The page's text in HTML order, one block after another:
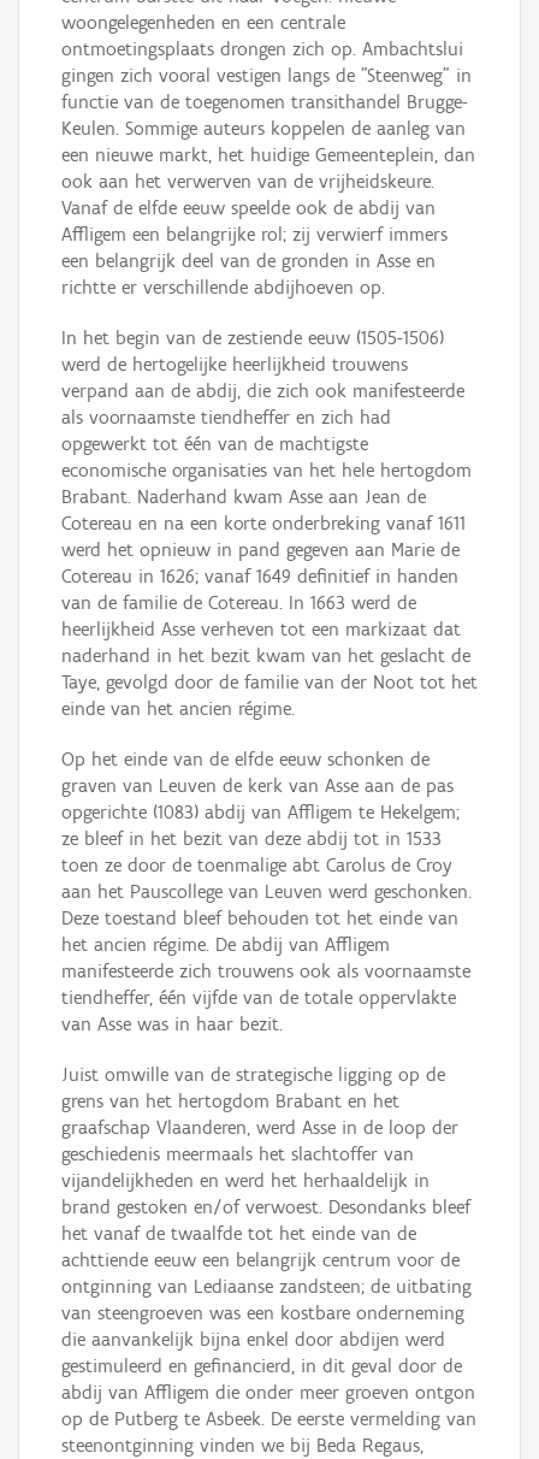
woongelegenheden en een centrale
ontmoetingsplaats drongen zich op. Ambachtslui
gingen zich vooral vestigen langs de "Steenweg" in
functie van de toegenomen transithandel Brugge-
Keulen. Sommige auteurs koppelen de aanleg van
een nieuwe markt, het huidige Gemeenteplein, dan
ook aan het verwerven van de vrijheidskeure.
Vanaf de elfde eeuw speelde ook de abdij van
Affligem een belangrijke rol; zij verwierf immers
een belangrijk deel van de gronden in Asse en
richtte er verschillende abdijhoeven op.
In het begin van de zestiende eeuw (1505-1506)
werd de hertogelijke heerlijkheid trouwens
verpand aan de abdij, die zich ook manifesteerde
als voornaamste tiendheffer en zich had
opgewerkt tot één van de machtigste
economische organisaties van het hele hertogdom
Brabant. Naderhand kwam Asse aan Jean de
Cotereau en na een korte onderbreking vanaf 1611
werd het opnieuw in pand gegeven aan Marie de
Cotereau in 1626; vanaf 1649 definitief in handen
van de familie de Cotereau. In 1663 werd de
heerlijkheid Asse verheven tot een markizaat dat
naderhand in het bezit kwam van het geslacht de
Taye, gevolgd door de familie van der Noot tot het
einde van het ancien régime.
Op het einde van de elfde eeuw schonken de
graven van Leuven de kerk van Asse aan de pas
opgerichte (1083) abdij van Affligem te Hekelgem;
ze bleef in het bezit van deze abdij tot in 1533
toen ze door de toenmalige abt Carolus de Croy
aan het Pauscollege van Leuven werd geschonken.
Deze toestand bleef behouden tot het einde van
het ancien régime. De abdij van Affligem
manifesteerde zich trouwens ook als voornaamste
tiendheffer, één vijfde van de totale oppervlakte
van Asse was in haar bezit.
Juist omwille van de strategische ligging op de
grens van het hertogdom Brabant en het
graafschap Vlaanderen, werd Asse in de loop der
geschiedenis meermaals het slachtoffer van
vijandelijkheden en werd het herhaaldelijk in
brand gestoken en/of verwoest. Desondanks bleef
het vanaf de twaalfde tot het einde van de
achttiende eeuw een belangrijk centrum voor de
ontginning van Lediaanse zandsteen; de uitbating
van steengroeven was een kostbare onderneming
die aanvankelijk bijna enkel door abdijen werd
gestimuleerd en gefinancierd, in dit geval door de
abdij van Affligem die onder meer groeven ontgon
op de Putberg te Asbeek. De eerste vermelding van
steenontginning vinden we bij Beda Regaus,